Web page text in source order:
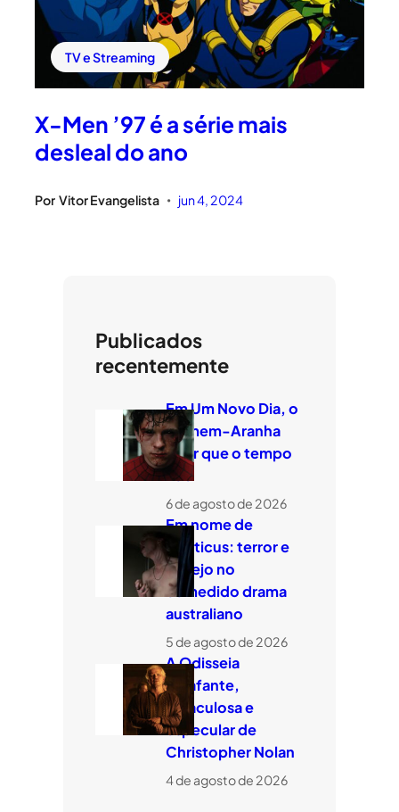
TV e Streaming
X-Men ’97 é a série mais
desleal do ano
Por Vitor Evangelista • jun 4, 2024
Publicados
recentemente
Em Um Novo Dia, o
Homem-Aranha
quer que o tempo
voe
6 de agosto de 2026
Em nome de
Leviticus: terror e
desejo no
comedido drama
australiano
5 de agosto de 2026
A Odisseia
estafante,
miraculosa e
especular de
Christopher Nolan
4 de agosto de 2026